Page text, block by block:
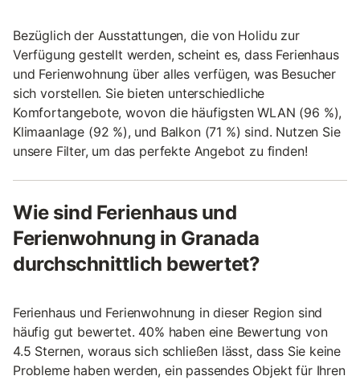
Bezüglich der Ausstattungen, die von Holidu zur
Verfügung gestellt werden, scheint es, dass Ferienhaus
und Ferienwohnung über alles verfügen, was Besucher
sich vorstellen. Sie bieten unterschiedliche
Komfortangebote, wovon die häufigsten WLAN (96 %),
Klimaanlage (92 %), und Balkon (71 %) sind. Nutzen Sie
unsere Filter, um das perfekte Angebot zu finden!
Wie sind Ferienhaus und
Ferienwohnung in Granada
durchschnittlich bewertet?
Ferienhaus und Ferienwohnung in dieser Region sind
häufig gut bewertet. 40% haben eine Bewertung von
4.5 Sternen, woraus sich schließen lässt, dass Sie keine
Probleme haben werden, ein passendes Objekt für Ihren